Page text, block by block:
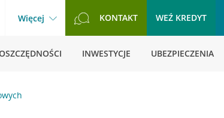
Więcej KONTAKT WEŹ KREDYT
INWESTYCJE UBEZPIECZENIA